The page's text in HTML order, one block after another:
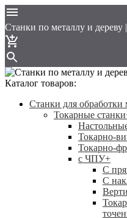
Cтанки по металлу и дереву
Каталог товаров:
Станки для обработки
Токарные станки
Токарно-
Токарно-
с ЧПУ+
С
C